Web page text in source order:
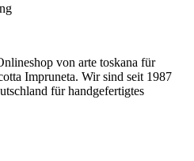
von arte toskana für
Impruneta. Wir sind seit 1987
für handgefertigtes